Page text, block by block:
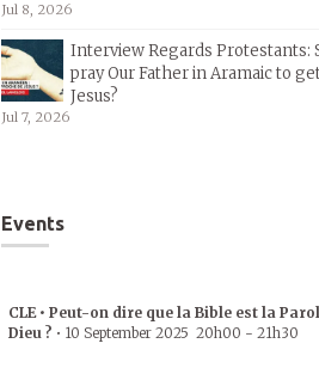
Jul 8, 2026
Interview Regards Protestants:
pray Our Father in Aramaic to
Jesus?
Jul 7, 2026
Events
CLE • Peut-on dire que la Bible est la
Dieu ? • 10 September 2025 20h00 - 21h30